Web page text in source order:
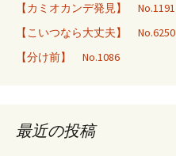
【カミオカンデ発見】 No.1191
【こいつなら大丈夫】 No.6250
【分け前】 No.1086
最近の投稿